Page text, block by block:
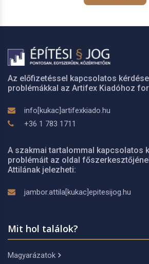
Az előfizetéssel kapcsolatos
problémákkal az Artifex Kiadóhoz
info[kukac]artifexkiado.hu
+36 1 783 1711
A szakmai tartalommal kapcsolatos
problémáit az oldal
Attilának jelezheti:
jambor.attila[kukac]epitesijog.hu
Mit hol találok?
Magyarázatok